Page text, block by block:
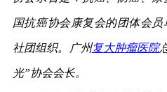
国抗癌协会康复会的团体会
社团组织。广州复大肿瘤医院
光”协会会长。